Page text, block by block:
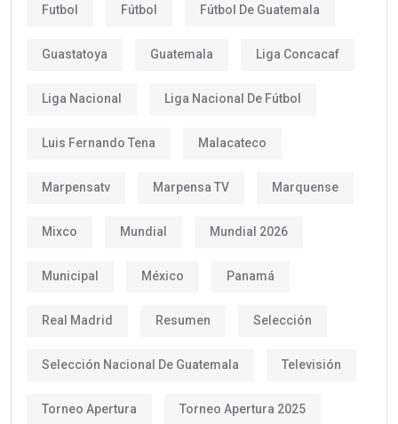
Futbol Fútbol Fútbol De Guatemala
Guastatoya Guatemala Liga Concacaf
Liga Nacional Liga Nacional De Fútbol
Luis Fernando Tena Malacateco
Marpensatv Marpensa TV Marquense
Mixco Mundial Mundial 2026
Municipal México Panamá
Real Madrid Resumen Selección
Selección Nacional De Guatemala Televisión
Torneo Apertura Torneo Apertura 2025